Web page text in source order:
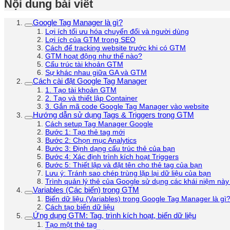
Nội dung bài viết
Google Tag Manager là gì?
Lợi ích tối ưu hóa chuyển đổi và người dùng
Lợi ích của GTM trong SEO
Cách để tracking website trước khi có GTM
GTM hoạt động như thế nào?
Cấu trúc tài khoản GTM
Sự khác nhau giữa GA và GTM
Cách cài đặt Google Tag Manager
1. Tạo tài khoản GTM
2. Tạo và thiết lập Container
3. Gắn mã code Google Tag Manager vào website
Hướng dẫn sử dụng Tags & Triggers trong GTM
Cách setup Tag Manager Google
Bước 1: Tạo thẻ tag mới
Bước 2: Chọn mục Analytics
Bước 3: Định dạng cấu trúc thẻ của bạn
Bước 4: Xác định trình kích hoạt Triggers
Bước 5: Thiết lập và đặt tên cho thẻ tag của bạn
Lưu ý: Tránh sao chép trùng lặp lại dữ liệu của bạn
Trình quản lý thẻ của Google sử dụng các khái niệm
Variables (Các biến) trong GTM
Biến dữ liệu (Variables) trong Google Tag Manager là gì?
Cách tạo biến dữ liệu
Ứng dụng GTM: Tag, trình kích hoạt, biến dữ liệu
Tạo một thẻ tag